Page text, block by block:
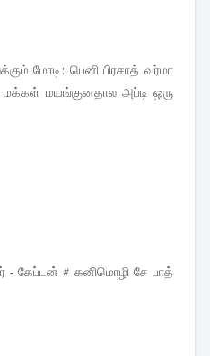
மோடி: பெனி பிரசாத் வர்மா
மக்கள் மயங்குனதால அப்டி ஒரு
- கேப்டன் # கனிமொழி சே பாத்